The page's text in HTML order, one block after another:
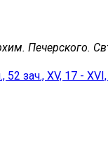
Печерского.
52 зач., XV, 17 - XVI,